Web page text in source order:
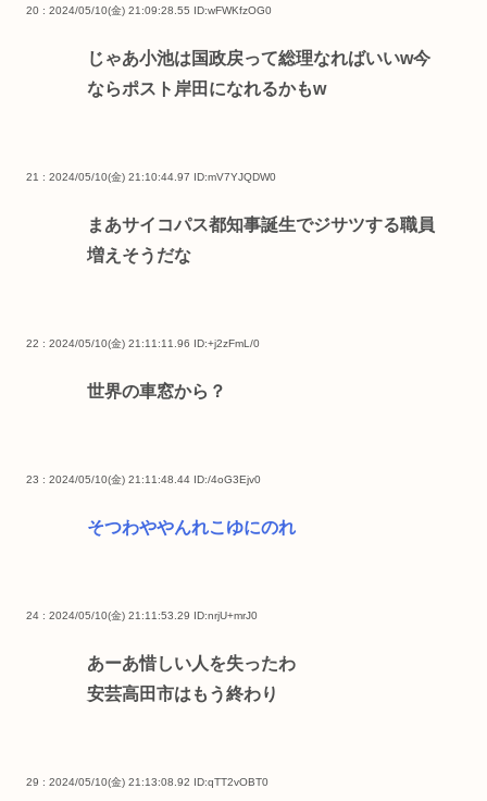
20 : 2024/05/10(金) 21:09:28.55 ID:wFWKfzOG0
じゃあ小池は国政戻って総理なればいいw今
ならポスト岸田になれるかもw
21 : 2024/05/10(金) 21:10:44.97 ID:mV7YJQDW0
まあサイコパス都知事誕生でジサツする職員
増えそうだな
22 : 2024/05/10(金) 21:11:11.96 ID:+j2zFmL/0
世界の車窓から？
23 : 2024/05/10(金) 21:11:48.44 ID:/4oG3Ejv0
そつわややんれこゆにのれ
24 : 2024/05/10(金) 21:11:53.29 ID:nrjU+mrJ0
あーあ惜しい人を失ったわ
安芸高田市はもう終わり
29 : 2024/05/10(金) 21:13:08.92 ID:qTT2vOBT0